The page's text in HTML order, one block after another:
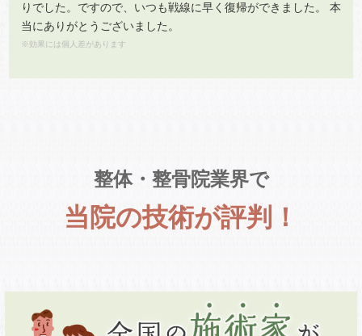
りでした。ですので、いつも戦線に早く復帰ができました。 本
当にありがとうございました。
※効果には個人差があります
整体・整骨院業界で
当院の技術が評判！